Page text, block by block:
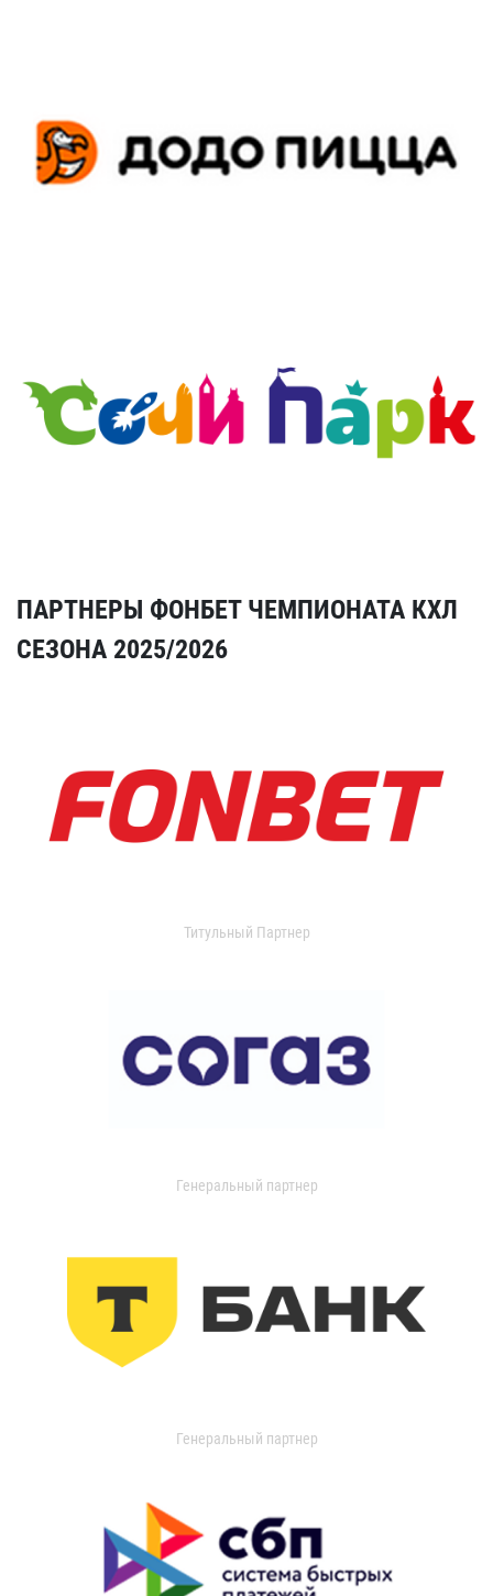
ПАРТНЕРЫ ФОНБЕТ ЧЕМПИОНАТА КХЛ
СЕЗОНА 2025/2026
Титульный Партнер
Генеральный партнер
Генеральный партнер